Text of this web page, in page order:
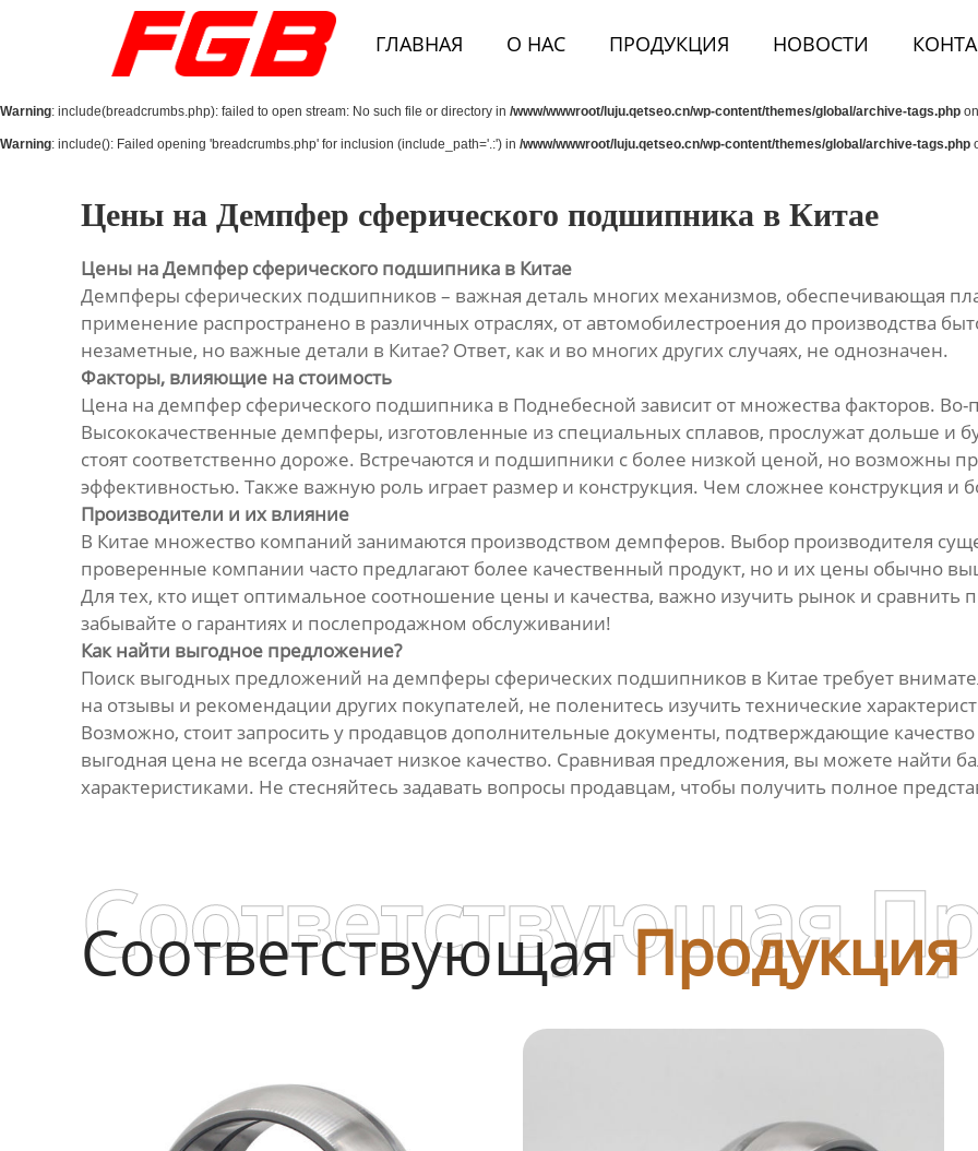
ГЛАВНАЯ О НАС ПРОДУКЦИЯ НОВОСТИ
Продукция
Warning: include(breadcrumbs.php): failed to open stream: No such file or directory in /www/wwwroot/luju.qetseo.cn/wp-content/themes/global/archive-tags.php
Warning: include(): Failed opening 'breadcrumbs.php' for inclusion (include_path='.:') in /www/wwwroot/luju.qetseo.cn/wp-content/themes/global/archive-tags.php
Цены на Демпфер сферического подшипника в Китае
Цены на Демпфер сферического подшипника в Китае
Демпферы сферических подшипников – важная деталь многих механизмов, обеспечивающая
применение распространено в различных отраслях, от автомобилестроения до производства
незаметные, но важные детали в Китае? Ответ, как и во многих других случаях, не однозначен.
Факторы, влияющие на стоимость
Цена на демпфер сферического подшипника в Поднебесной зависит от множества факторов. Во-
Высококачественные демпферы, изготовленные из специальных сплавов, прослужат дольше и
стоят соответственно дороже. Встречаются и подшипники с более низкой ценой, но возможны
эффективностью. Также важную роль играет размер и конструкция. Чем сложнее конструкция
Производители и их влияние
В Китае множество компаний занимаются производством демпферов. Выбор производителя
проверенные компании часто предлагают более качественный продукт, но и их цены обычно
Для тех, кто ищет оптимальное соотношение цены и качества, важно изучить рынок и
забывайте о гарантиях и послепродажном обслуживании!
Как найти выгодное предложение?
Поиск выгодных предложений на демпферы сферических подшипников в Китае требует
на отзывы и рекомендации других покупателей, не поленитесь изучить технические
Возможно, стоит запросить у продавцов дополнительные документы, подтверждающие качество
выгодная цена не всегда означает низкое качество. Сравнивая предложения, вы можете
характеристиками. Не стесняйтесь задавать вопросы продавцам, чтобы получить полное
СоответствующаяПродукция
Соответствующая